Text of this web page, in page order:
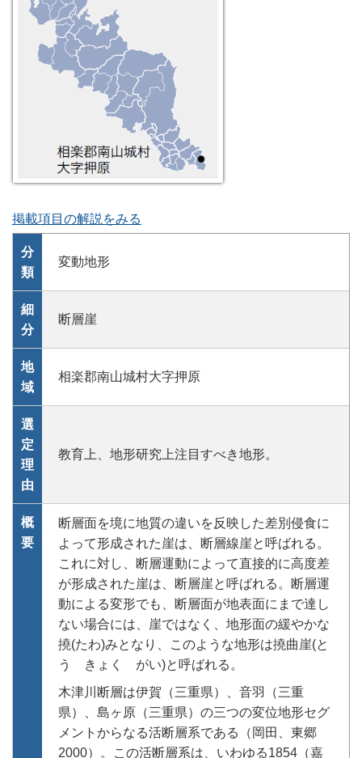
掲載項目の解説をみる
分
類
変動地形
細
分
断層崖
地
域
相楽郡南山城村大字押原
選
定
理
由
教育上、地形研究上注目すべき地形。
概
要
断層面を境に地質の違いを反映した差別侵食に
よって形成された崖は、断層線崖と呼ばれる。
これに対し、断層運動によって直接的に高度差
が形成された崖は、断層崖と呼ばれる。断層運
動による変形でも、断層面が地表面にまで達し
ない場合には、崖ではなく、地形面の緩やかな
撓(たわ)みとなり、このような地形は撓曲崖(と
う きょく がい)と呼ばれる。
木津川断層は伊賀（三重県）、音羽（三重
県）、島ヶ原（三重県）の三つの変位地形セグ
メントからなる活断層系である（岡田、東郷
2000）。この活断層系は、いわゆる1854（嘉